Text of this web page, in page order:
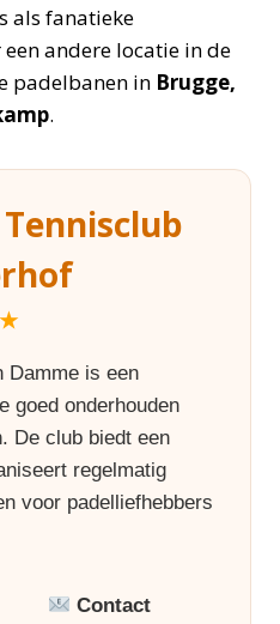
als fanatieke
andere locatie in de
padelbanen in Brugge,
.
Tennisclub
Damme is een
goed onderhouden
De club biedt een
regelmatig
voor padelliefhebbers
Contact